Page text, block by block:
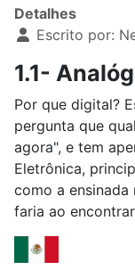
Detalhes
Escrito por:
1.1-
Por que digital?
pergunta que
agora", e tem
Eletrônica,
como a ensinada
faria ao